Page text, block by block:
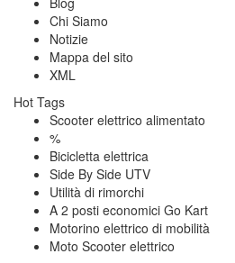
Chi Siamo
Notizie
Mappa del sito
XML
Hot Tags
Scooter elettrico alimentato
%
Bicicletta elettrica
Side By Side UTV
Utilità di rimorchi
A 2 posti economici Go Kart
Motorino elettrico di mobilità
Moto Scooter elettrico